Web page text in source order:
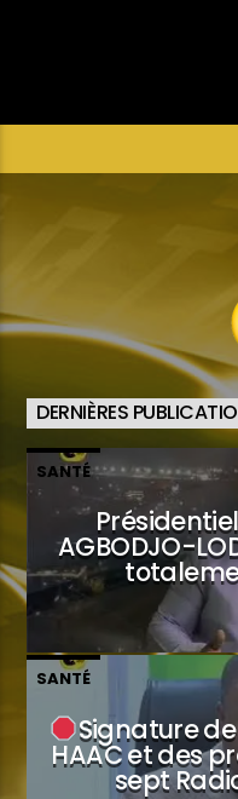
DERNIÈRES
SANTÉ
AGBODJO-
SANTÉ
Signature
HAAC et des
sept